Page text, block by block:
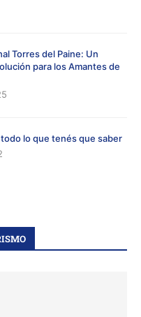
Torres del Paine: Un
para los Amantes de
lo que tenés que saber